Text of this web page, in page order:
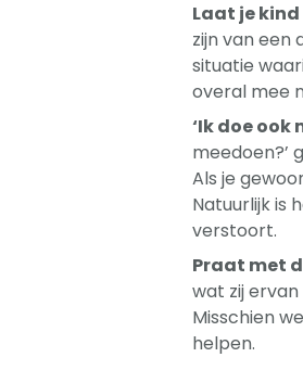
Laat je
zijn van een
situatie
overal mee
‘Ik doe ook
meedoen?’
Als je
Natuurlijk is
verstoort.
Praat met
wat zij
Misschien
helpen.